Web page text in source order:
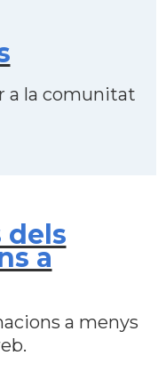
a la comunitat
dels
a
a menys